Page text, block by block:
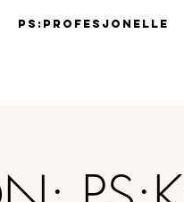
Ps:Profesjonelle